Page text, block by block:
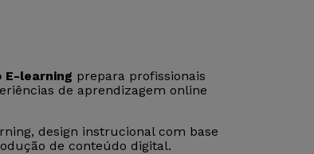
E-learning prepara profissionais
de aprendizagem online
design instrucional com base
de conteúdo digital.